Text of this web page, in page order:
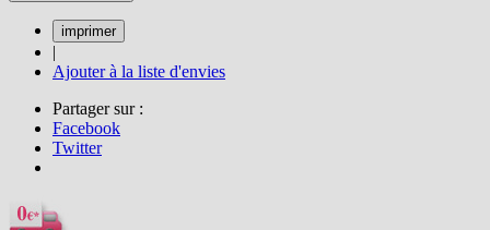
|
Ajouter à la liste d'envies
Partager sur :
Facebook
Twitter